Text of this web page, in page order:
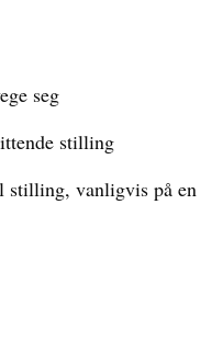
seg
stilling
vanligvis på en